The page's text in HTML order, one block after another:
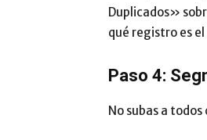
Duplicados»
qué registro es
Paso 4:
No subas a